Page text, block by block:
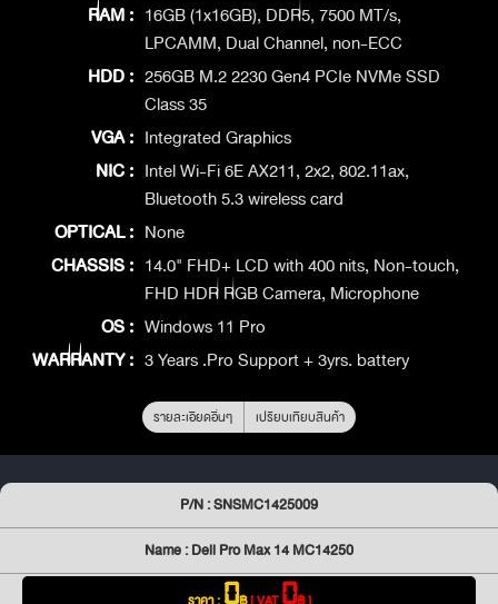
RAM : 16GB (1x16GB), DDR5, 7500 MT/s,
LPCAMM, Dual Channel, non-ECC
HDD : 256GB M.2 2230 Gen4 PCIe NVMe SSD
Class 35
VGA : Integrated Graphics
NIC : Intel Wi-Fi 6E AX211, 2x2, 802.11ax,
Bluetooth 5.3 wireless card
OPTICAL : None
CHASSIS : 14.0" FHD+ LCD with 400 nits, Non-touch,
FHD HDR RGB Camera, Microphone
OS : Windows 11 Pro
WARRANTY : 3 Years .Pro Support + 3yrs. battery
รายละเอียดอื่นๆ เปรียบเทียบสินค้า
P/N : SNSMC1425009
Name : Dell Pro Max 14 MC14250
0 0